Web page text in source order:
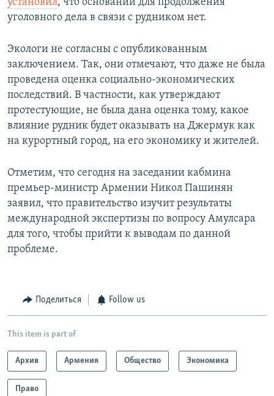
установил, что оснований для продолжения
уголовного дела в связи с рудником нет.
Экологи не согласны с опубликованным
заключением. Так, они отмечают, что даже не была
проведена оценка социально-экономических
последствий. В частности, как утверждают
протестующие, не была дана оценка тому, какое
влияние рудник будет оказывать на Джермук как
на курортный город, на его экономику и жителей.
Отметим, что сегодня на заседании кабмина
премьер-министр Армении Никол Пашинян
заявил, что правительство изучит результаты
международной экспертизы по вопросу Амулсара
для того, чтобы прийти к выводам по данной
проблеме.
Поделиться Follow us
This item is part of
Архив Армения Общество Экономика
Право